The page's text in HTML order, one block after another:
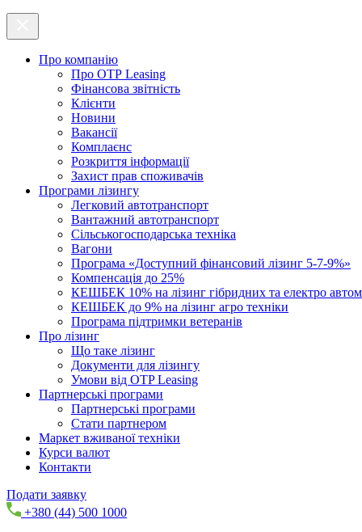
Про компанію
Про ОТР Leasing
Фінансова звітність
Клієнти
Новини
Вакансії
Комплаєнс
Розкриття інформації
Захист прав споживачів
Програми лізингу
Легковий автотранспорт
Вантажний автотранспорт
Cільськогосподарська техніка
Вагони
Програма «Доступний фінансовий лізинг 5-7-9%»
Компенсація до 25%
КЕШБЕК 10% на лізинг гібридних та електро
КЕШБЕК до 9% на лізинг агро техніки
Програма підтримки ветеранів
Про лізинг
Що таке лізинг
Документи для лізингу
Умови від OTP Leasing
Партнерські програми
Партнерські програми
Стати партнером
Маркет вживаної техніки
Курси валют
Контакти
Подати заявку
+380 (44) 500 1000